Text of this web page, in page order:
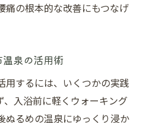
痛の根本的な改善にもつなげ
泉の活用術
用するには、いくつかの実践
、入浴前に軽くウォーキング
ぬるめの温泉にゆっくり浸か